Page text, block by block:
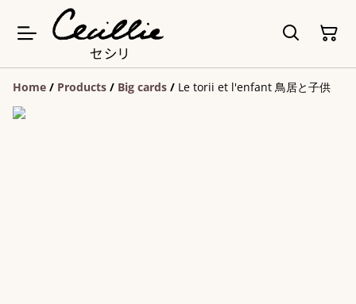
Home / Products / Big cards / Le torii et l'enfant 鳥居と子供